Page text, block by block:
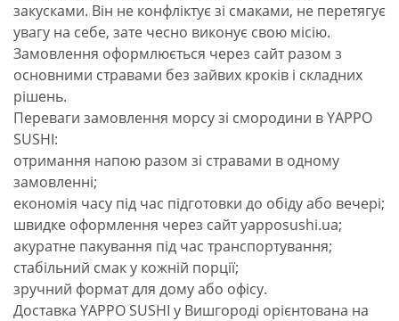
закусками. Він не конфліктує зі смаками, не перетягує
увагу на себе, зате чесно виконує свою місію.
Замовлення оформлюється через сайт разом з
основними стравами без зайвих кроків і складних
рішень.
Переваги замовлення морсу зі смородини в YAPPO
SUSHI:
отримання напою разом зі стравами в одному
замовленні;
економія часу під час підготовки до обіду або вечері;
швидке оформлення через сайт yapposushi.ua;
акуратне пакування під час транспортування;
стабільний смак у кожній порції;
зручний формат для дому або офісу.
Доставка YAPPO SUSHI у Вишгороді орієнтована на